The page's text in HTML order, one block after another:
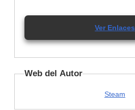
Ver Enlaces
Web del Autor
Steam